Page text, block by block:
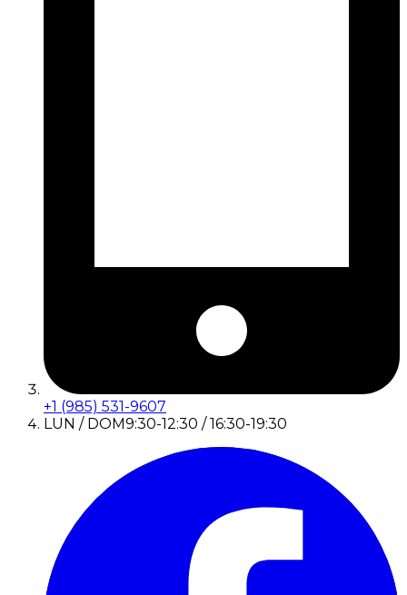
+1 (985) 531-9607
LUN / DOM9:30-12:30 / 16:30-19:30